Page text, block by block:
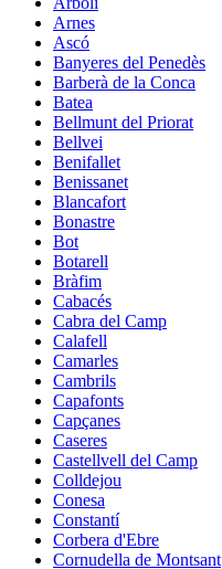
Arnes
Ascó
Banyeres del Penedès
Barberà de la Conca
Batea
Bellmunt del Priorat
Bellvei
Benifallet
Benissanet
Blancafort
Bonastre
Bot
Botarell
Bràfim
Cabacés
Cabra del Camp
Calafell
Camarles
Cambrils
Capafonts
Capçanes
Caseres
Castellvell del Camp
Colldejou
Conesa
Constantí
Corbera d'Ebre
Cornudella de Montsant